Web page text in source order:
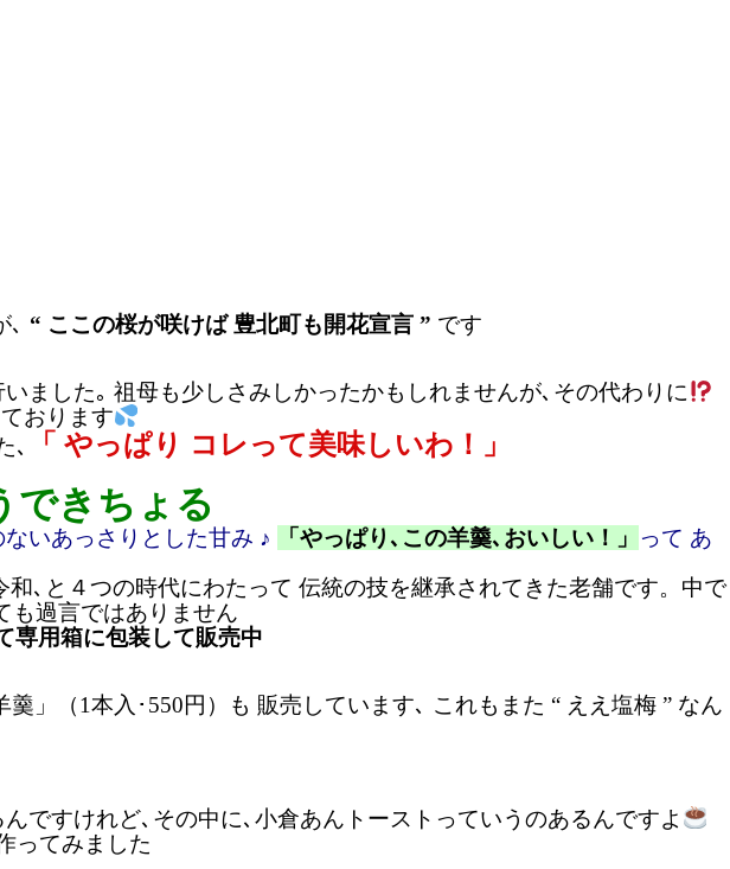
､ “ ここの桜が咲けば 豊北町も開花宣言 ” です
ました｡ 祖母も少しさみしかったかもしれませんが､その代わりに
おります
､
「 やっぱり コレって美味しいわ！」
できちょる
いあっさりとした甘み ♪ 「やっぱり､この羊羹､おいしい！」
って あ
､と４つの時代にわたって 伝統の技を継承されてきた老舗です。 中で
も過言ではありません
専用箱に包装して販売中
」（1本入･550円）も 販売しています､ これもまた “ ええ塩梅 ” なん
ですけれど､その中に､小倉あんトーストっていうのあるんですよ
ってみました